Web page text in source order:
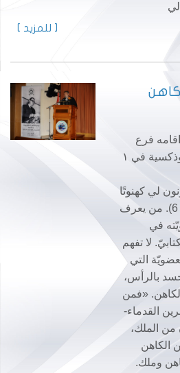
[ للمزيد ]
كاهن
فرع
الميناء لحركة الشبيبة الارثوذكسية في ١
لي كهنوتًا
ملوكيًّا وشعبًا مقدّسًا» (19: 6). من يعرف
في
لا تفهم
التي
بالرأس،
«فمن
القدماء-
من الملك،
الكاهن
وملك.